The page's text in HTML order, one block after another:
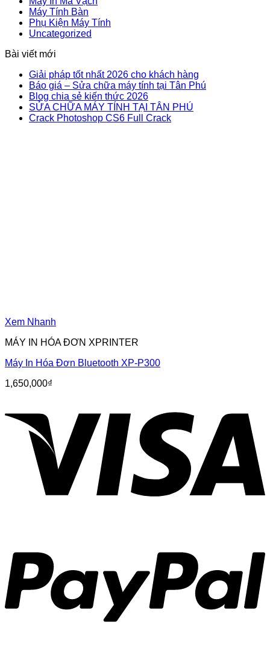
Máy Tính Bàn
Phụ Kiện Máy Tính
Uncategorized
Bài viết mới
Giải pháp tốt nhất 2026 cho khách hàng
Báo giá – Sửa chữa máy tính tại Tân Phú
Blog chia sẻ kiến thức 2026
SỬA CHỮA MÁY TÍNH TẠI TÂN PHÚ
Crack Photoshop CS6 Full Crack
Xem Nhanh
MÁY IN HÓA ĐƠN XPRINTER
Máy In Hóa Đơn Bluetooth XP-P300
1,650,000₫